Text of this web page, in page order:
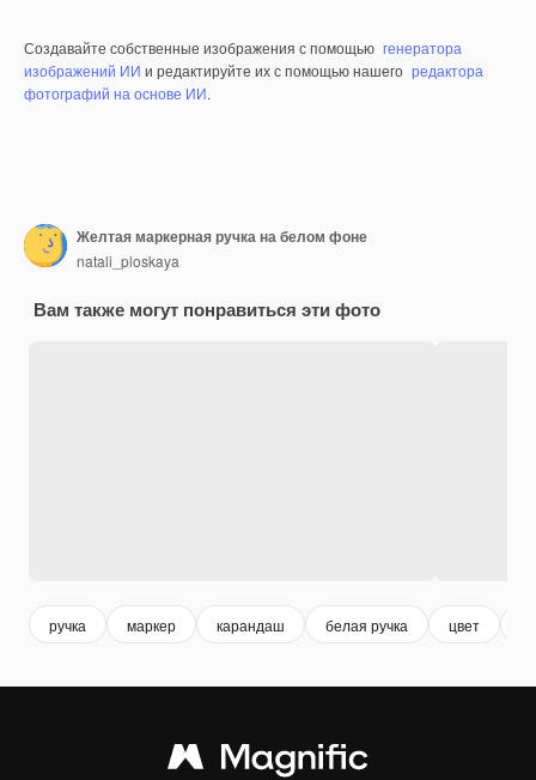
Создавайте собственные изображения с помощью генератора
изображений ИИ и редактируйте их с помощью нашего редактора
фотографий на основе ИИ.
Желтая маркерная ручка на белом фоне
natali_ploskaya
Вам также могут понравиться эти фото
ручка маркер карандаш белая ручка цвет